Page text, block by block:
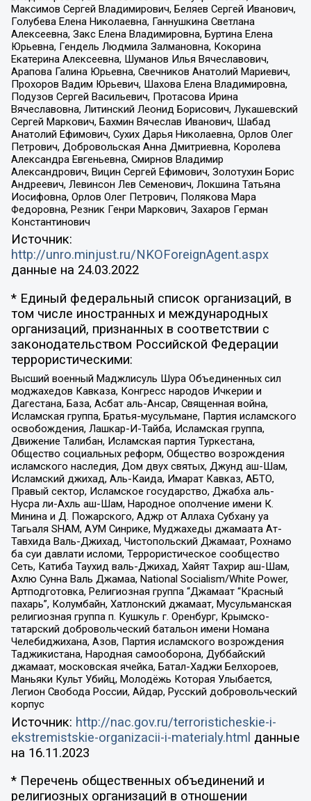
Максимов Сергей Владимирович, Беляев Сергей Иванович,
Голубева Елена Николаевна, Ганнушкина Светлана
Алексеевна, Закс Елена Владимировна, Буртина Елена
Юрьевна, Гендель Людмила Залмановна, Кокорина
Екатерина Алексеевна, Шуманов Илья Вячеславович,
Арапова Галина Юрьевна, Свечников Анатолий Мариевич,
Прохоров Вадим Юрьевич, Шахова Елена Владимировна,
Подузов Сергей Васильевич, Протасова Ирина
Вячеславовна, Литинский Леонид Борисович, Лукашевский
Сергей Маркович, Бахмин Вячеслав Иванович, Шабад
Анатолий Ефимович, Сухих Дарья Николаевна, Орлов Олег
Петрович, Добровольская Анна Дмитриевна, Королева
Александра Евгеньевна, Смирнов Владимир
Александрович, Вицин Сергей Ефимович, Золотухин Борис
Андреевич, Левинсон Лев Семенович, Локшина Татьяна
Иосифовна, Орлов Олег Петрович, Полякова Мара
Федоровна, Резник Генри Маркович, Захаров Герман
Константинович
Источник:
http://unro.minjust.ru/NKOForeignAgent.aspx
данные на 24.03.2022
* Единый федеральный список организаций, в
том числе иностранных и международных
организаций, признанных в соответствии с
законодательством Российской Федерации
террористическими:
Высший военный Маджлисуль Шура Объединенных сил
моджахедов Кавказа, Конгресс народов Ичкерии и
Дагестана, База, Асбат аль-Ансар, Священная война,
Исламская группа, Братья-мусульмане, Партия исламского
освобождения, Лашкар-И-Тайба, Исламская группа,
Движение Талибан, Исламская партия Туркестана,
Общество социальных реформ, Общество возрождения
исламского наследия, Дом двух святых, Джунд аш-Шам,
Исламский джихад, Аль-Каида, Имарат Кавказ, АБТО,
Правый сектор, Исламское государство, Джабха аль-
Нусра ли-Ахль аш-Шам, Народное ополчение имени К.
Минина и Д. Пожарского, Аджр от Аллаха Субхану уа
Тагьаля SHAM, АУМ Синрике, Муджахеды джамаата Ат-
Тавхида Валь-Джихад, Чистопольский Джамаат, Рохнамо
ба суи давлати исломи, Террористическое сообщество
Сеть, Катиба Таухид валь-Джихад, Хайят Тахрир аш-Шам,
Ахлю Сунна Валь Джамаа, National Socialism/White Power,
Артподготовка, Религиозная группа “Джамаат “Красный
пахарь”, Колумбайн, Хатлонский джамаат, Мусульманская
религиозная группа п. Кушкуль г. Оренбург, Крымско-
татарский добровольческий батальон имени Номана
Челебиджихана, Азов, Партия исламского возрождения
Таджикистана, Народная самооборона, Дуббайский
джамаат, московская ячейка, Батал-Хаджи Белхороев,
Маньяки Культ Убийц, Молодёжь Которая Улыбается,
Легион Свобода России, Айдар, Русский добровольческий
корпус
Источник: http://nac.gov.ru/terroristicheskie-i-
ekstremistskie-organizacii-i-materialy.html данные
на 16.11.2023
* Перечень общественных объединений и
религиозных организаций в отношении